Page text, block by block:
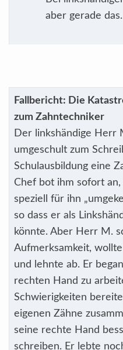
aber gerade das.
Fallbericht: Die
zum Zahntechniker
Der linkshändige Herr
umgeschult zum
Schulausbildung eine
Chef bot ihm sofort
speziell für ihn
so dass er als
könnte. Aber Herr M.
Aufmerksamkeit,
und lehnte ab. Er
rechten Hand zu
Schwierigkeiten
eigenen Zähne
seine rechte Hand
schreiben. Er lebte